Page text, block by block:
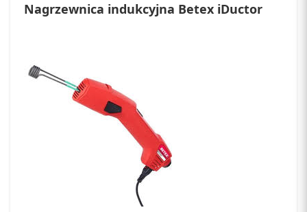
Nagrzewnica indukcyjna Betex iDuctor